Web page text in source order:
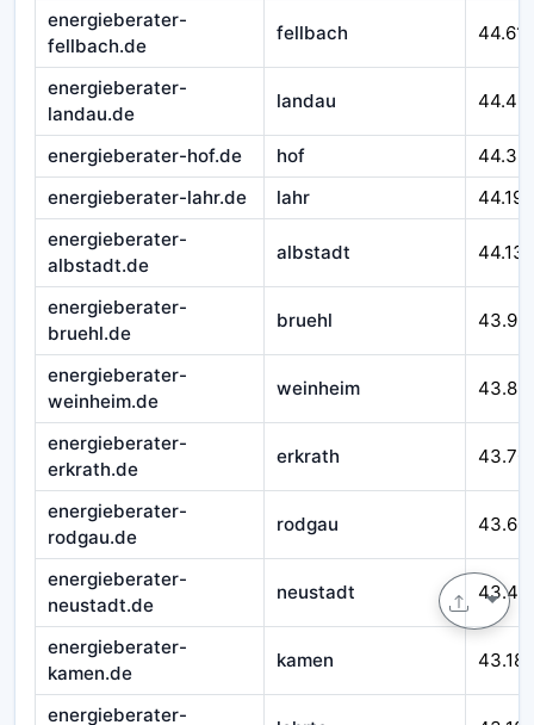
energieberater-
fellbach.de
fellbach 44.611
energieberater-
landau.de
landau
energieberater-hof.de hof
energieberater-lahr.de
lahr
44.195
energieberater-
albstadt.de
albstadt 44.135
energieberater-
bruehl.de
bruehl
energieberater-
weinheim.de
weinheim
energieberater-
erkrath.de
erkrath
energieberater-
rodgau.de
rodgau
energieberater-
neustadt.de
neustadt
energieberater-
kamen.de
kamen 43.189
energieberater-